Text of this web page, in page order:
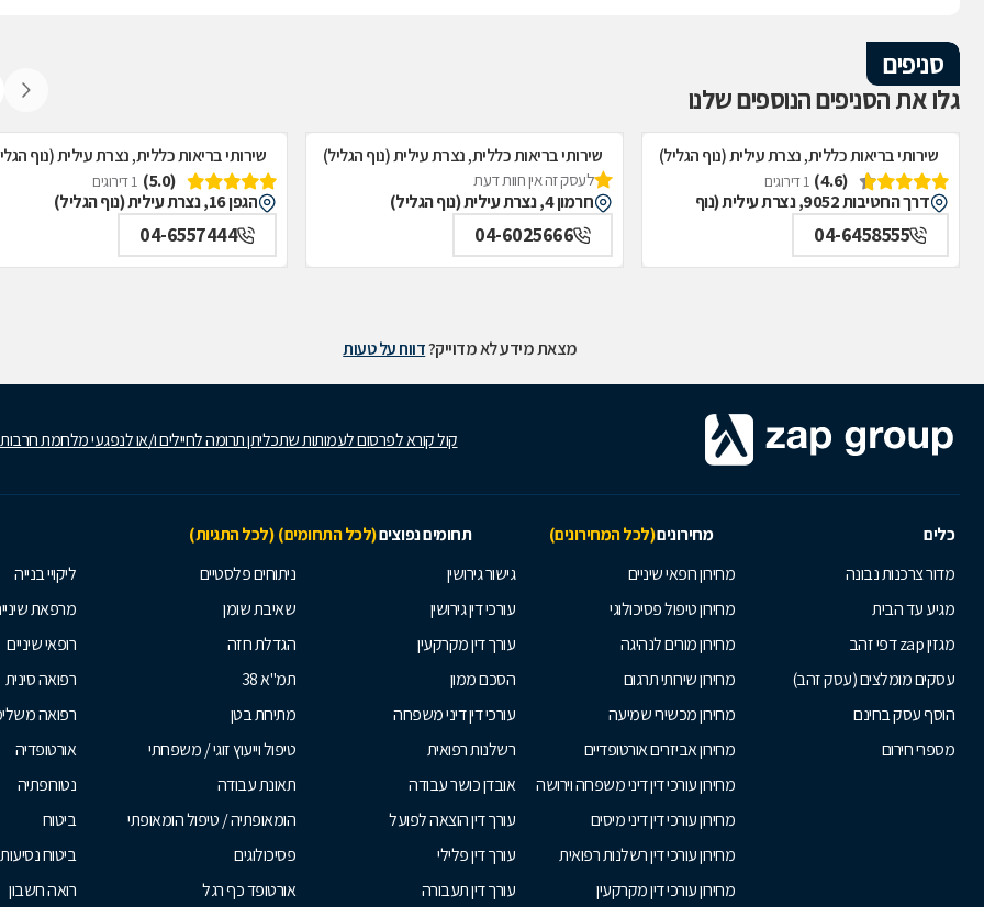
סניפים
גלו את הסניפים הנוספים שלנו
שירותי בריאות כללית, נצרת עילית (נוף הגליל)
(4.6)
1 דירוגים
דרך החטיבות 9052, נצרת עילית (נוף
הגליל)
04-6458555
שירותי בריאות כללית, נצרת עילית (נוף הגליל)
לעסק זה אין חוות דעת
חרמון 4, נצרת עילית (נוף הגליל)
04-6025666
שירותי בריאות כללית, נצרת עילית (נוף
(5.0)
1 דירוגים
הגפן 16, נצרת עילית (נוף הגליל)
04-6557444
מצאת מידע לא מדוייק?דווח על טעות
קול קורא לפרסום לעמותות שתכליתן תרומה לחיילים ו/או לנפגעי מלחמת
כלים מחירונים(לכל המחירונים) תחומים נפוצים(לכל התחומים) (לכל התגיות)
מדור צרכנות נבונה
מגיע עד הבית
מגזין zap דפי זהב
עסקים מומלצים (עסק זהב)
הוסף עסק בחינם
מספרי חירום
מחירון רופאי שיניים
מחירון טיפול פסיכולוגי
מחירון מורים לנהיגה
מחירון שירותי תרגום
מחירון מכשירי שמיעה
מחירון אביזרים אורטופדיים
מחירון עורכי דין דיני משפחה וירושה
מחירון עורכי דין דיני מיסים
מחירון עורכי דין רשלנות רפואית
מחירון עורכי דין מקרקעין
גישור גירושין
עורכי דין גירושין
עורך דין מקרקעין
הסכם ממון
עורכי דין דיני משפחה
רשלנות רפואית
אובדן כושר עבודה
עורך דין הוצאה לפועל
עורך דין פלילי
עורך דין תעבורה
ניתוחים פלסטיים
שאיבת שומן
הגדלת חזה
תמ"א 38
מתיחת בטן
טיפול וייעוץ זוגי / משפחתי
תאונת עבודה
הומאופתיה / טיפול הומאופתי
פסיכולוגים
אורטופד כף רגל
ליקויי בנייה
מרפאת
רופאי שיניים
רפואה סינית
רפואה
אורטופדיה
נטורופתיה
ביטוח
ביטוח
רואה חשבון